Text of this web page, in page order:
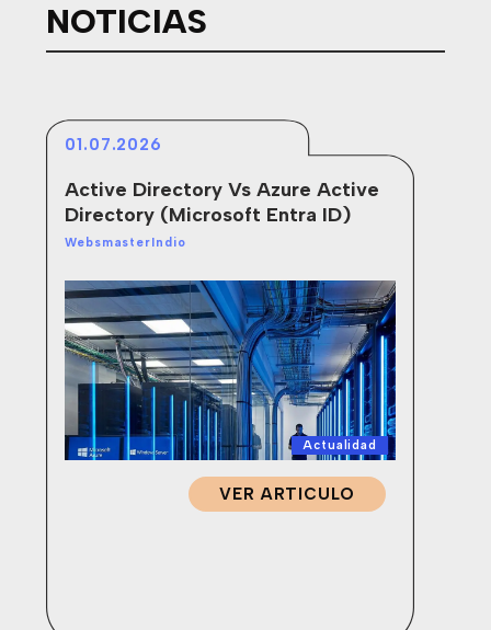
NOTICIAS
01.07.2026
Active Directory Vs Azure Active
Directory (Microsoft Entra ID)
WebsmasterIndio
Actualidad
VER ARTICULO